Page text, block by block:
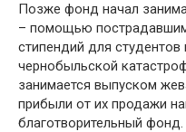
Позже фонд начал
– помощью
стипендий для
чернобыльской
занимается выпуском
прибыли от их продажи
благотворительный фонд.